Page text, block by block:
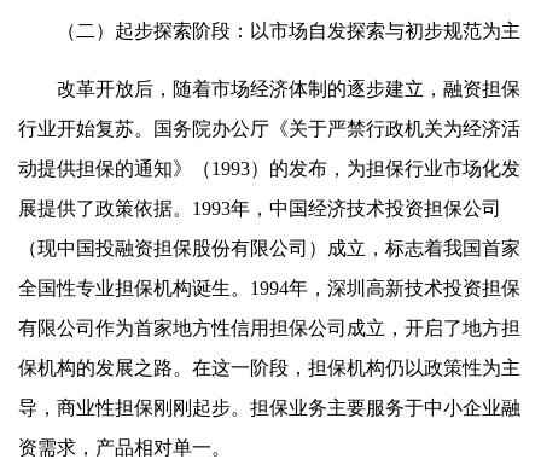
（二）起步探索阶段：以市场自发探索与初步规范为主
改革开放后，随着市场经济体制的逐步建立，融资担保
行业开始复苏。国务院办公厅《关于严禁行政机关为经济活
动提供担保的通知》（1993）的发布，为担保行业市场化发
展提供了政策依据。1993年，中国经济技术投资担保公司
（现中国投融资担保股份有限公司）成立，标志着我国首家
全国性专业担保机构诞生。1994年，深圳高新技术投资担保
有限公司作为首家地方性信用担保公司成立，开启了地方担
保机构的发展之路。在这一阶段，担保机构仍以政策性为主
导，商业性担保刚刚起步。担保业务主要服务于中小企业融
资需求，产品相对单一。